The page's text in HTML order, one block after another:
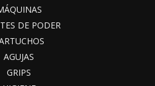
DE PODER
AGUJAS
GRIPS